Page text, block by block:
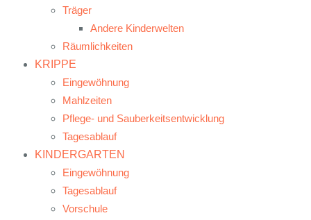
Träger
Andere Kinderwelten
Räumlichkeiten
KRIPPE
Eingewöhnung
Mahlzeiten
Pflege- und Sauberkeitsentwicklung
Tagesablauf
KINDERGARTEN
Eingewöhnung
Tagesablauf
Vorschule